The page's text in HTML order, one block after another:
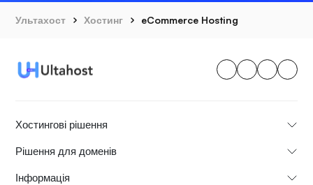
Ультахост Хостинг eCommerce Hosting
Хостингові рішення
Рішення для доменів
Інформація